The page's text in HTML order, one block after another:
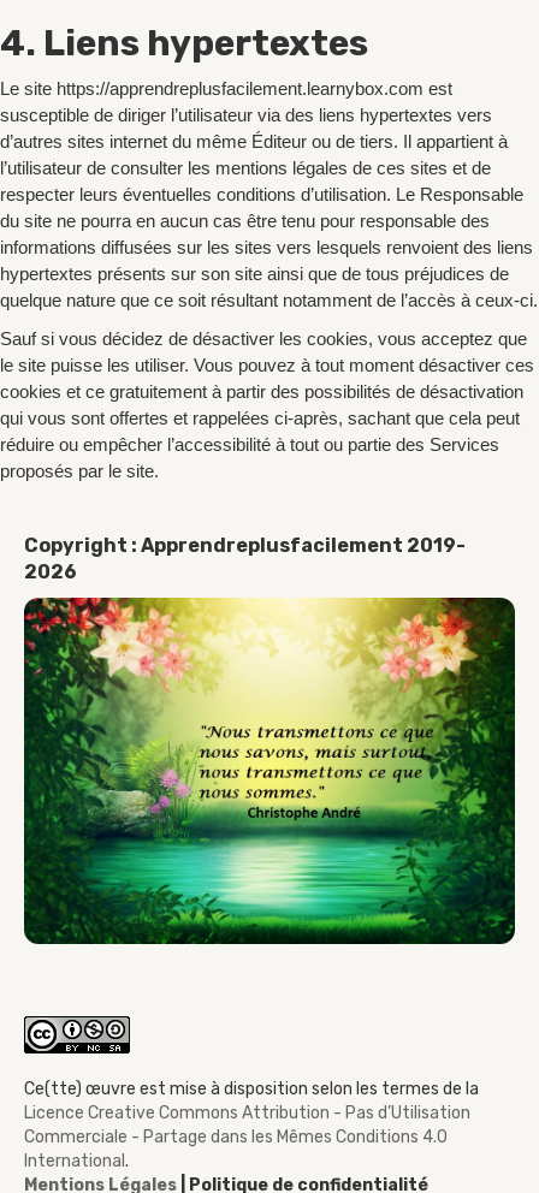
4. Liens hypertextes
Le site https://apprendreplusfacilement.learnybox.com est
susceptible de diriger l’utilisateur via des liens hypertextes vers
d’autres sites internet du même Éditeur ou de tiers. Il appartient à
l’utilisateur de consulter les mentions légales de ces sites et de
respecter leurs éventuelles conditions d’utilisation. Le Responsable
du site ne pourra en aucun cas être tenu pour responsable des
informations diffusées sur les sites vers lesquels renvoient des liens
hypertextes présents sur son site ainsi que de tous préjudices de
quelque nature que ce soit résultant notamment de l’accès à ceux-ci.
Sauf si vous décidez de désactiver les cookies, vous acceptez que
le site puisse les utiliser. Vous pouvez à tout moment désactiver ces
cookies et ce gratuitement à partir des possibilités de désactivation
qui vous sont offertes et rappelées ci-après, sachant que cela peut
réduire ou empêcher l’accessibilité à tout ou partie des Services
proposés par le site.
Copyright : Apprendreplusfacilement 2019-
2026
Ce(tte) œuvre est mise à disposition selon les termes de la
Licence Creative Commons Attribution - Pas d’Utilisation
Commerciale - Partage dans les Mêmes Conditions 4.0
International .
Mentions Légales
| Politique de confidentialité